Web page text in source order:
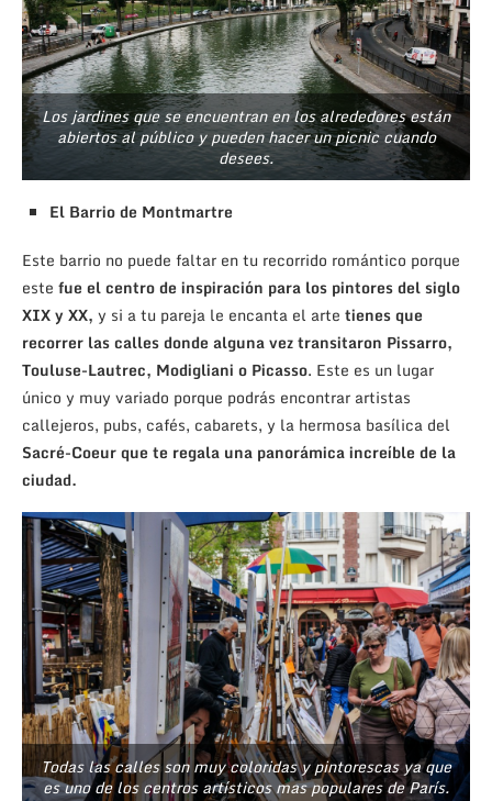
Los jardines que se encuentran en los alrededores están
abiertos al público y pueden hacer un picnic cuando
desees.
El Barrio de Montmartre
Este barrio no puede faltar en tu recorrido romántico porque
este fue el centro de inspiración para los pintores del siglo
XIX y XX, y si a tu pareja le encanta el arte tienes que
recorrer las calles donde alguna vez transitaron Pissarro,
Touluse-Lautrec, Modigliani o Picasso. Este es un lugar
único y muy variado porque podrás encontrar artistas
callejeros, pubs, cafés, cabarets, y la hermosa basílica del
Sacré-Coeur que te regala una panorámica increíble de la
ciudad.
Todas las calles son muy coloridas y pintorescas ya que
es uno de los centros artísticos mas populares de París.